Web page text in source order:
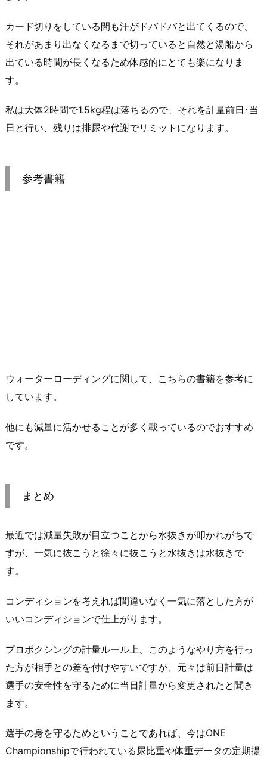
カード切りをしている間も汗がドバドバと出てくるので、
それがあまり出なくなるまで切っていると自然と湯船から
出ている時間が長くなるため体感的にとても楽になりま
す。
私は大体2時間で1.5kg程は落ちるので、それを計量前日･当
日と行い、残りは排尿や代謝でリミットになります。
参考書籍
ウォーターローディングに関して、こちらの書籍を参考に
しています。
他にも減量に活かせることが多く載っているのでおすすめ
です。
まとめ
最近では減量失敗が目立つことから水抜きが叩かれがちで
すが、一気に抜こうと徐々に抜こうと水抜きは水抜きで
す。
コンディションを考えれば間違いなく一気に落とした方が
いいコンディションで仕上がります。
プロボクシングの計量ルール上、このようなやり方を行っ
た方が相手との差を付けやすいですが、元々は前日計量は
選手の安全性を守るために当日計量から変更されたと聞き
ます。
選手の身を守るためということであれば、今はONE
Championshipで行われている尿比重や体重データの定期提